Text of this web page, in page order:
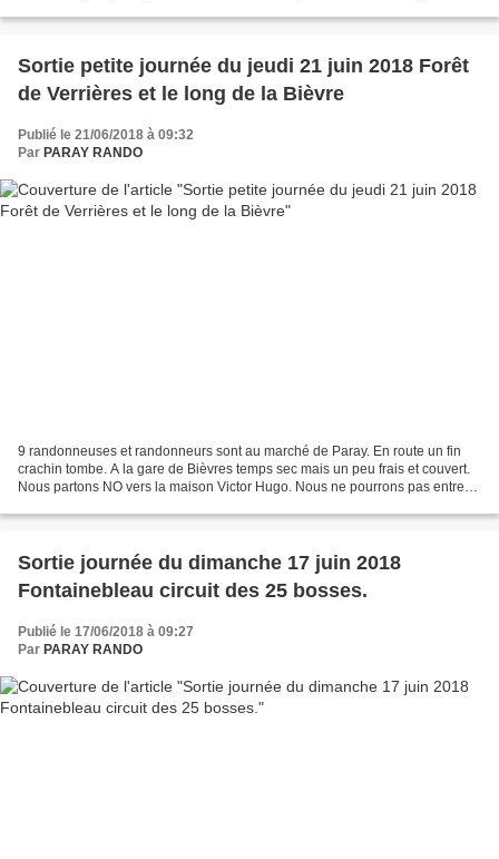
Sortie petite journée du jeudi 21 juin 2018 Forêt
de Verrières et le long de la Bièvre
Publié le 21/06/2018 à 09:32
Par PARAY RANDO
9 randonneuses et randonneurs sont au marché de Paray. En route un fin
crachin tombe. A la gare de Bièvres temps sec mais un peu frais et couvert.
Nous partons NO vers la maison Victor Hugo. Nous ne pourrons pas entrer
Sortie journée du dimanche 17 juin 2018
Fontainebleau circuit des 25 bosses.
Publié le 17/06/2018 à 09:27
Par PARAY RANDO